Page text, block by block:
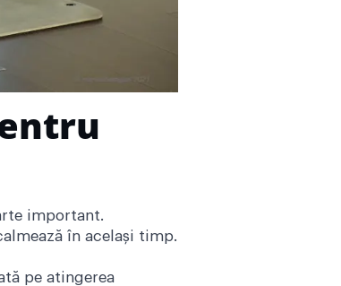
important.
în același timp.
pe atingerea